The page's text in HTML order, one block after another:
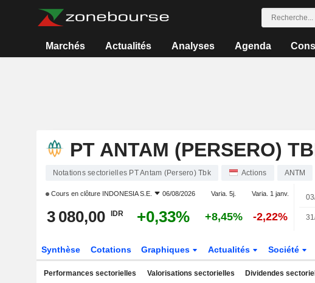
Marchés Actualités Analyses Agenda
PT ANTAM (PERSERO)
Notations sectorielles PT Antam (Persero) Tbk Actions ANTM
Cours en clôture INDONESIA S.E. 06/08/2026 Varia. 5j. Varia. 1 janv.
3 080,00 IDR +0,33% +8,45% -2,22%
Synthèse Cotations Graphiques Actualités Société
Performances sectorielles Valorisations sectorielles Dividendes